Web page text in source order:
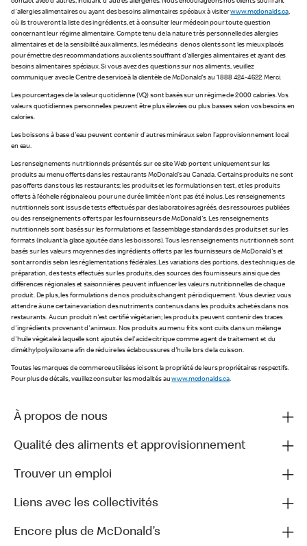
contact avec d'autres, incluant d'autres allergènes. Nous encourageons nos clients souffrant
d'allergies alimentaires ou ayant des besoins alimentaires spéciaux à visiterwww.mcdonalds.ca,
où ils trouveront la liste des ingrédients, et à consulter leur médecin pour toute question
concernant leur régime alimentaire. Compte tenu de la nature très personnelle des allergies
alimentaires et de la sensibilité aux aliments, les médecins de nos clients sont les mieux placés
pour émettre des recommandations aux clients souffrant d'allergies alimentaires et ayant des
besoins alimentaires spéciaux. Si vous avez des questions sur nos aliments, veuillez
communiquer avec le Centre de service à la clientèle de McDonald's au 1 888 424-4622. Merci.
Les pourcentages de la valeur quotidienne (VQ) sont basés sur un régime de 2 000 calories. Vos
valeurs quotidiennes personnelles peuvent être plus élevées ou plus basses selon vos besoins en
calories.
Les boissons à base d'eau peuvent contenir d'autres minéraux selon l’approvisionnement local
en eau.
Les renseignements nutritionnels présentés sur ce site Web portent uniquement sur les
produits au menu offerts dans les restaurants McDonald’s au Canada. Certains produits ne sont
pas offerts dans tous les restaurants; les produits et les formulations en test, et les produits
offerts à l'échelle régionale ou pour une durée limitée n'ont pas été inclus. Les renseignements
nutritionnels sont issus de tests effectués par des laboratoires agréés, des ressources publiées
ou des renseignements offerts par les fournisseurs de McDonald's. Les renseignements
nutritionnels sont basés sur les formulations et l’assemblage standards des produits et sur les
formats (incluant la glace ajoutée dans les boissons). Tous les renseignements nutritionnels sont
basés sur les valeurs moyennes des ingrédients offerts par les fournisseurs de McDonald's et
sont arrondis selon les réglementations fédérales. Les variations des portions, des techniques de
préparation, des tests effectués sur les produits, des sources des fournisseurs ainsi que des
différences régionales et saisonnières peuvent influencer les valeurs nutritionnelles de chaque
produit. De plus, les formulations de nos produits changent périodiquement. Vous devriez vous
attendre à une certaine variation des nutriments contenus dans les produits achetés dans nos
restaurants. Aucun produit n'est certifié végétarien; les produits peuvent contenir des traces
d'ingrédients provenant d'animaux. Nos produits au menu frits sont cuits dans un mélange
d'huile végétale à laquelle sont ajoutés de l'acide citrique comme agent de traitement et du
diméthylpolysiloxane afin de réduire les éclaboussures d'huile lors de la cuisson.
Toutes les marques de commerce utilisées ici sont la propriété de leurs propriétaires respectifs.
Pour plus de détails, veuillez consulter les modalités auwww.mcdonalds.ca.
À propos de nous
Qualité des aliments et approvisionnement
Trouver un emploi
Liens avec les collectivités
Encore plus de McDonald’s